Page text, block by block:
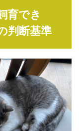
育でき
判断基準